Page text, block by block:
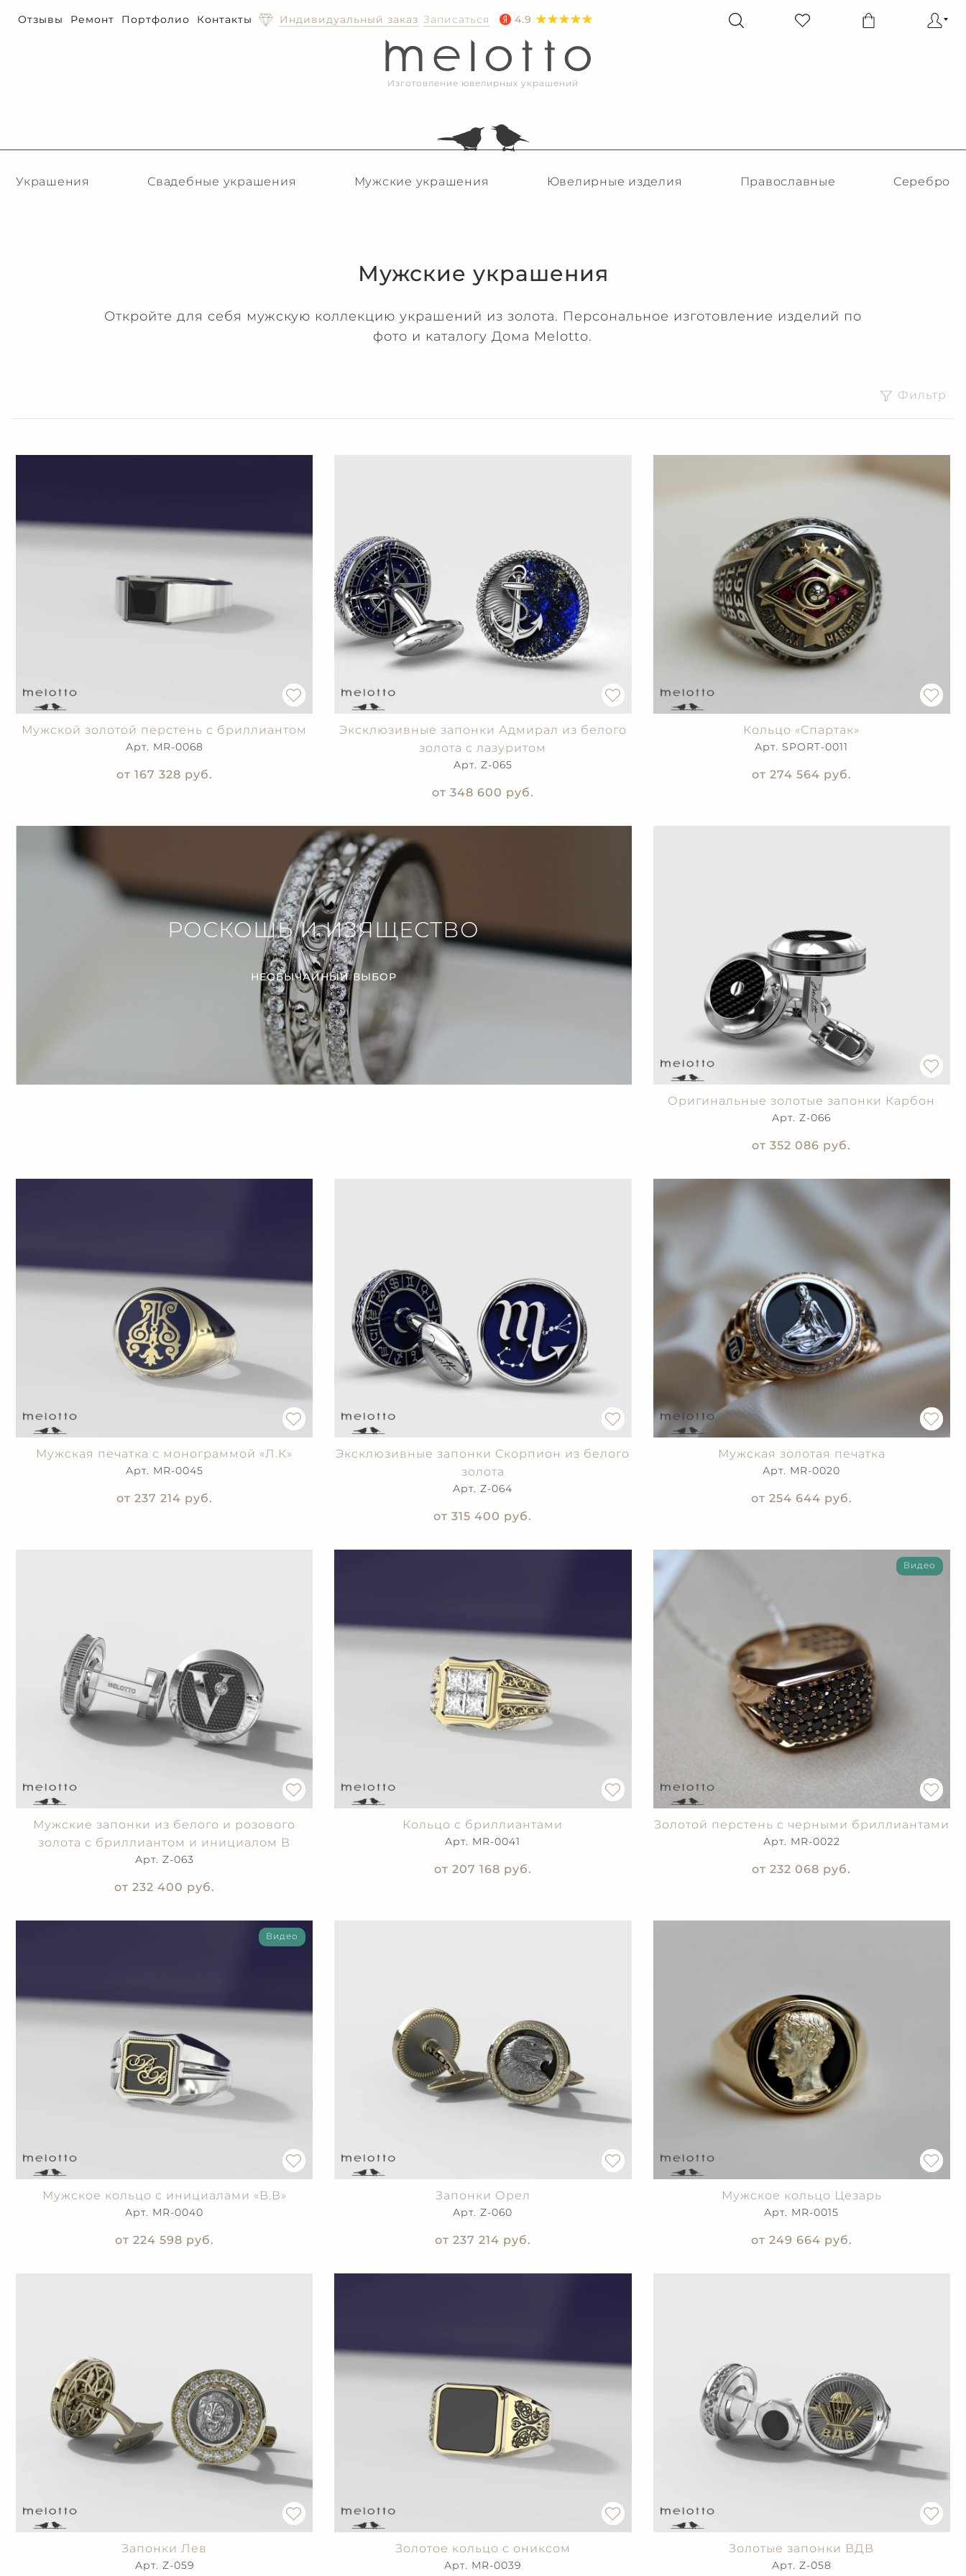
Отзывы Ремонт Портфолио Контакты Индивидуальный заказ Записаться 4.9
Изготовление ювелирных украшений
Украшения Свадебные украшения Мужские украшения Ювелирные изделия Православные Серебро
Мужские украшения
Откройте для себя мужскую коллекцию украшений из золота. Персональное изготовление изделий по
фото и каталогу Дома Melotto.
Фильтр
Мужской золотой перстень с бриллиантом
Арт. MR-0068
от 167 328 руб.
Эксклюзивные запонки Адмирал из белого
золота с лазуритом
Арт. Z-065
от 348 600 руб.
Кольцо «Спартак»
Арт. SPORT-0011
от 274 564 руб.
Оригинальные золотые запонки Карбон
Арт. Z-066
от 352 086 руб.
РОСКОШЬ И ИЗЯЩЕСТВО
НЕОБЫЧАЙНЫЙ ВЫБОР
Мужская печатка с монограммой «Л.К»
Арт. MR-0045
от 237 214 руб.
Эксклюзивные запонки Скорпион из белого
золота
Арт. Z-064
от 315 400 руб.
Мужская золотая печатка
Арт. MR-0020
от 254 644 руб.
Мужские запонки из белого и розового
золота с бриллиантом и инициалом В
Арт. Z-063
от 232 400 руб.
Кольцо с бриллиантами
Арт. MR-0041
от 207 168 руб.
Видео
Золотой перстень с черными бриллиантами
Арт. MR-0022
от 232 068 руб.
Видео
Мужское кольцо с инициалами «В.В»
Арт. MR-0040
от 224 598 руб.
Запонки Орел
Арт. Z-060
от 237 214 руб.
Мужское кольцо Цезарь
Арт. MR-0015
от 249 664 руб.
Запонки Лев
Арт. Z-059
Золотое кольцо с ониксом
Арт. MR-0039
Золотые запонки ВДВ
Арт. Z-058